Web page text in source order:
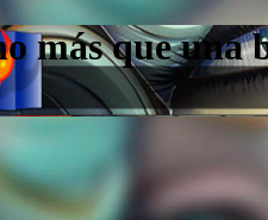
más que una